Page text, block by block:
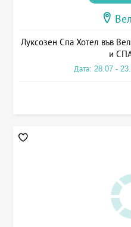
Луксозен Спа Хотел във
и
Дата: 28.07 -